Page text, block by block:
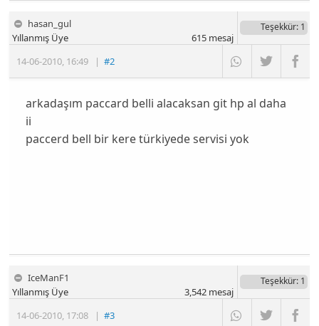
hasan_gul
14-06-2010, 16:49 |#2
Yıllanmış Üye
Teşekkür: 1
615mesaj
arkadaşım paccard belli alacaksan git hp al daha
ii
paccerd bell bir kere türkiyede servisi yok
IceManF1
14-06-2010, 17:08 |#3
Yıllanmış Üye
Teşekkür: 1
3,542mesaj